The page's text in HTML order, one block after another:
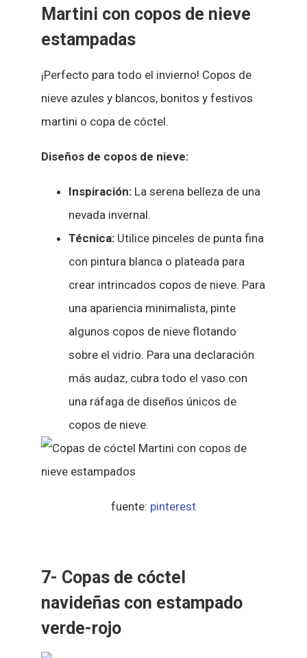
Martini con copos de nieve
estampadas
¡Perfecto para todo el invierno! Copos de
nieve azules y blancos, bonitos y festivos
martini o copa de cóctel.
Diseños de copos de nieve:
Inspiración: La serena belleza de una
nevada invernal.
Técnica: Utilice pinceles de punta fina
con pintura blanca o plateada para
crear intrincados copos de nieve. Para
una apariencia minimalista, pinte
algunos copos de nieve flotando
sobre el vidrio. Para una declaración
más audaz, cubra todo el vaso con
una ráfaga de diseños únicos de
copos de nieve.
fuente: pinterest
7- Copas de cóctel
navideñas con estampado
verde-rojo